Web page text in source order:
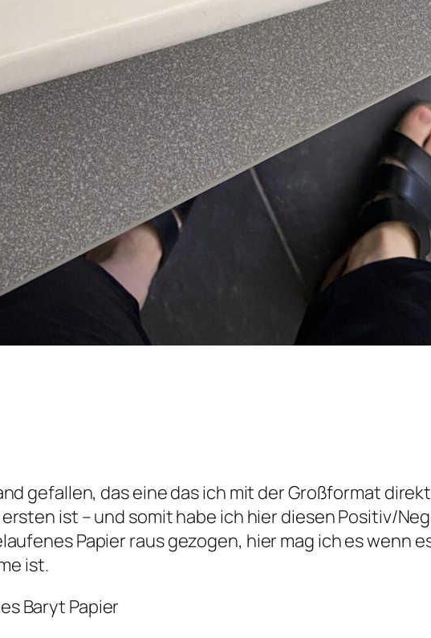
gefallen, das eine das ich mit der Großformat
ist – und somit habe ich hier diesen Positiv/
Papier raus gezogen, hier mag ich es wenn
ist.
Baryt Papier